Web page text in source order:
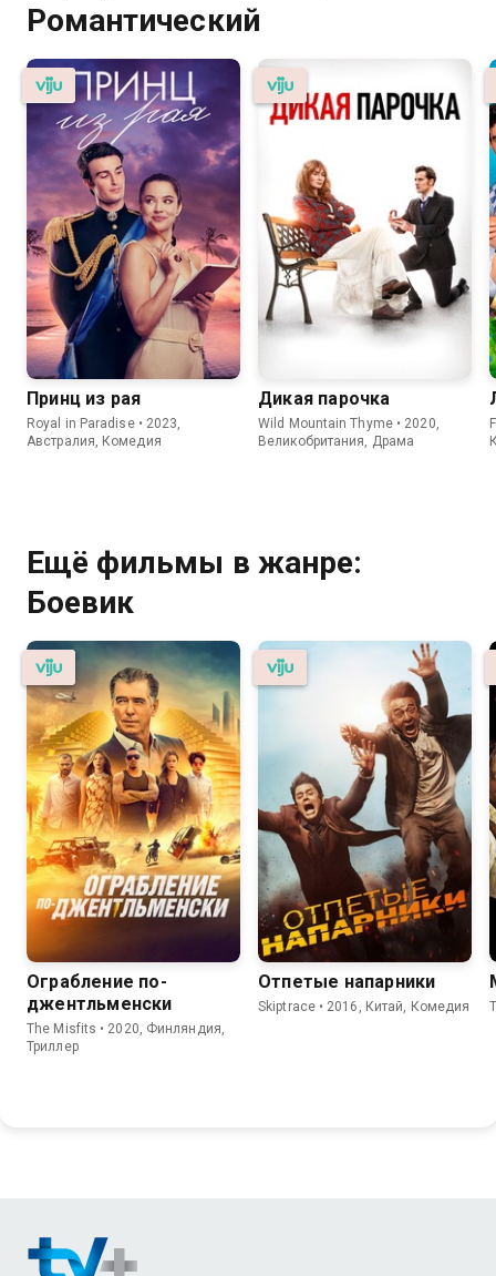
Романтический
Принц из рая
Royal in Paradise • 2023,
Австралия, Комедия
Дикая парочка
Wild Mountain Thyme • 2020,
Великобритания, Драма
Ещё фильмы в жанре:
Боевик
Ограбление по-
джентльменски
The Misfits • 2020, Финляндия,
Триллер
Отпетые напарники
Skiptrace • 2016, Китай, Комедия